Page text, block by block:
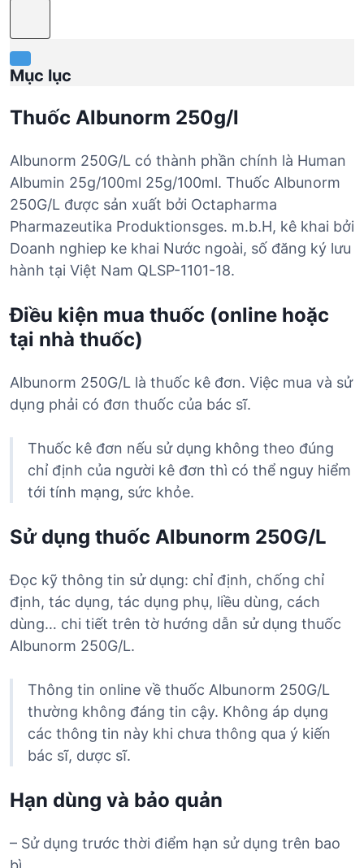
Mục lục
Thuốc Albunorm 250g/l
Albunorm 250G/L có thành phần chính là Human
Albumin 25g/100ml 25g/100ml. Thuốc Albunorm
250G/L được sản xuất bởi Octapharma
Pharmazeutika Produktionsges. m.b.H, kê khai bởi
Doanh nghiep ke khai Nước ngoài, số đăng ký lưu
hành tại Việt Nam QLSP-1101-18.
Điều kiện mua thuốc (online hoặc
tại nhà thuốc)
Albunorm 250G/L là thuốc kê đơn. Việc mua và sử
dụng phải có đơn thuốc của bác sĩ.
Thuốc kê đơn nếu sử dụng không theo đúng
chỉ định của người kê đơn thì có thể nguy hiểm
tới tính mạng, sức khỏe.
Sử dụng thuốc Albunorm 250G/L
Đọc kỹ thông tin sử dụng: chỉ định, chống chỉ
định, tác dụng, tác dụng phụ, liều dùng, cách
dùng… chi tiết trên tờ hướng dẫn sử dụng thuốc
Albunorm 250G/L.
Thông tin online về thuốc Albunorm 250G/L
thường không đáng tin cậy. Không áp dụng
các thông tin này khi chưa thông qua ý kiến
bác sĩ, dược sĩ.
Hạn dùng và bảo quản
– Sử dụng trước thời điểm hạn sử dụng trên bao